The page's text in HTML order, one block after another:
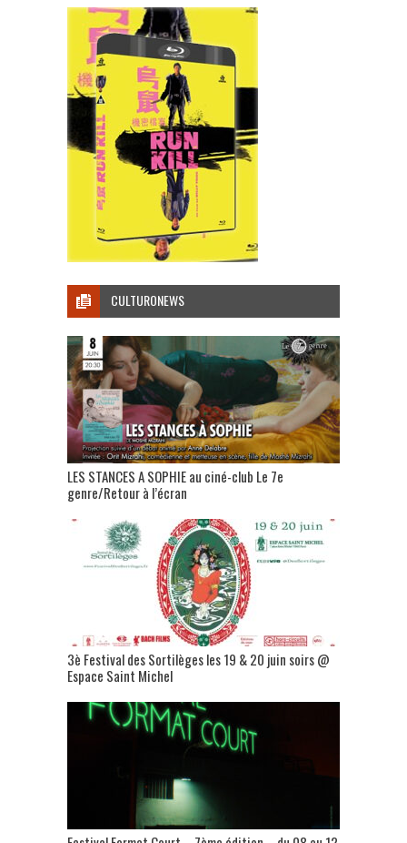
CULTURONEWS
LES STANCES A SOPHIE au ciné-club Le 7e
genre/Retour à l’écran
3è Festival des Sortilèges les 19 & 20 juin soirs @
Espace Saint Michel